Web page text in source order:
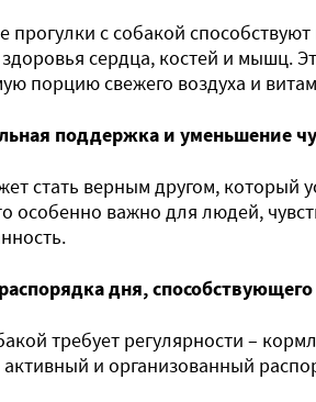
прогулки с собакой
сердца, костей и мышц.
порцию свежего воздуха и
поддержка и уменьшение
стать верным другом, который
особенно важно для людей,
дня,
требует регулярности –
и организованный